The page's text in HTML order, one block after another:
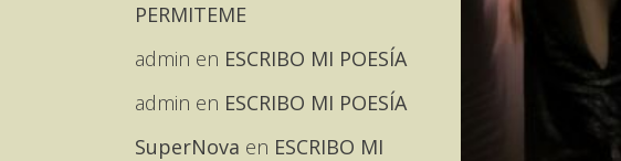
PERMITEME
admin en ESCRIBO MI POESÍA
admin en ESCRIBO MI POESÍA
SuperNova en ESCRIBO MI